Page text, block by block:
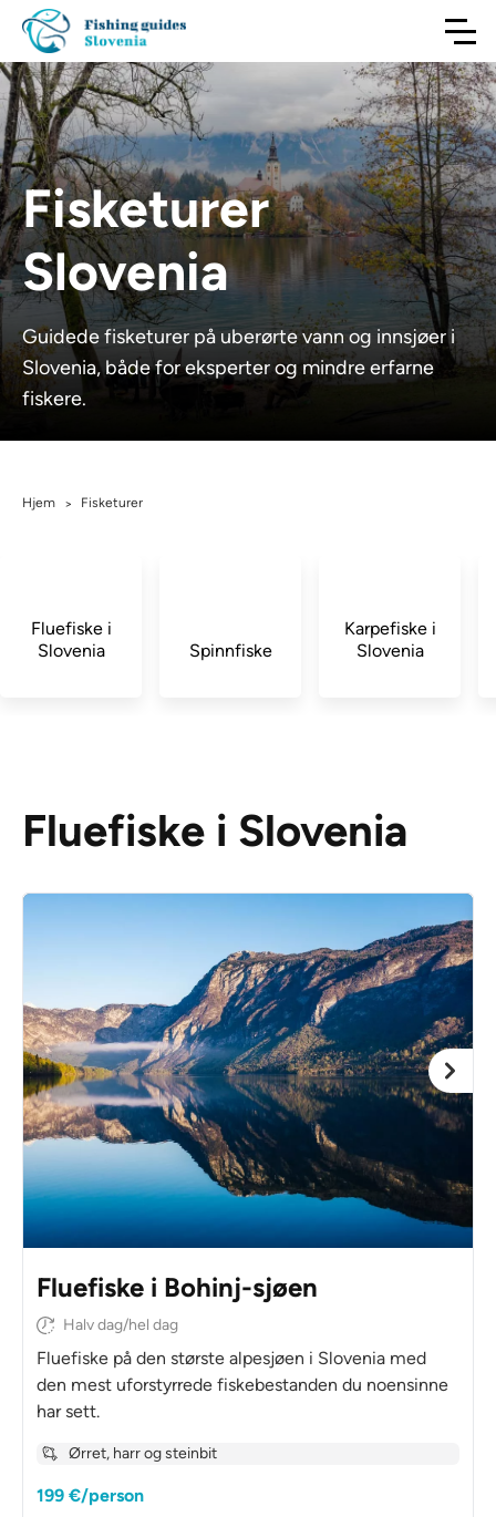
Fisketurer
Slovenia
Guidede fisketurer på uberørte vann og innsjøer i
Slovenia, både for eksperter og mindre erfarne
fiskere.
Hjem > Fisketurer
Fluefiske i
Slovenia
Spinnfiske
Karpefiske i
Slovenia
Fluefiske i Slovenia
Fluefiske i Bohinj-sjøen
Halv dag/hel dag
Fluefiske på den største alpesjøen i Slovenia med
den mest uforstyrrede fiskebestanden du noensinne
har sett.
Ørret, harr og steinbit
199 €/person